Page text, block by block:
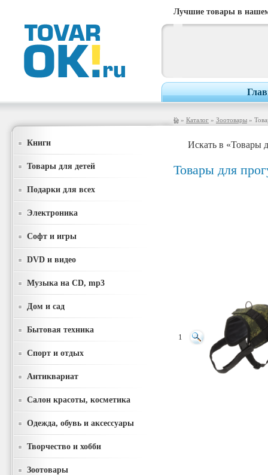
Лучшие товары в
» Каталог » Зоотовары »
Книги
Товары для детей
Подарки для всех
Электроника
Софт и игры
DVD и видео
Музыка на CD, mp3
Дом и сад
Бытовая техника
Спорт и отдых
Антиквариат
Салон красоты, косметика
Одежда, обувь и аксессуары
Творчество и хобби
Зоотовары
Искать в «Товары
Товары для
1